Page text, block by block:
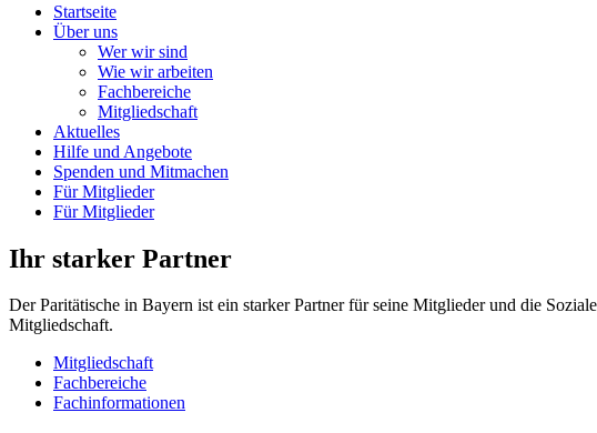
Startseite
Über uns
Wer wir sind
Wie wir arbeiten
Fachbereiche
Mitgliedschaft
Aktuelles
Hilfe und Angebote
Spenden und Mitmachen
Für Mitglieder
Für Mitglieder
Ihr starker Partner
Der Paritätische in Bayern ist ein starker Partner für seine Mitglieder und die
Mitgliedschaft.
Mitgliedschaft
Fachbereiche
Fachinformationen